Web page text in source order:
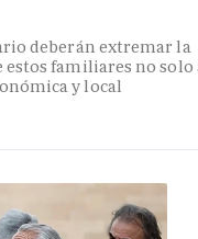
deberán extremar la
estos familiares no solo
y local